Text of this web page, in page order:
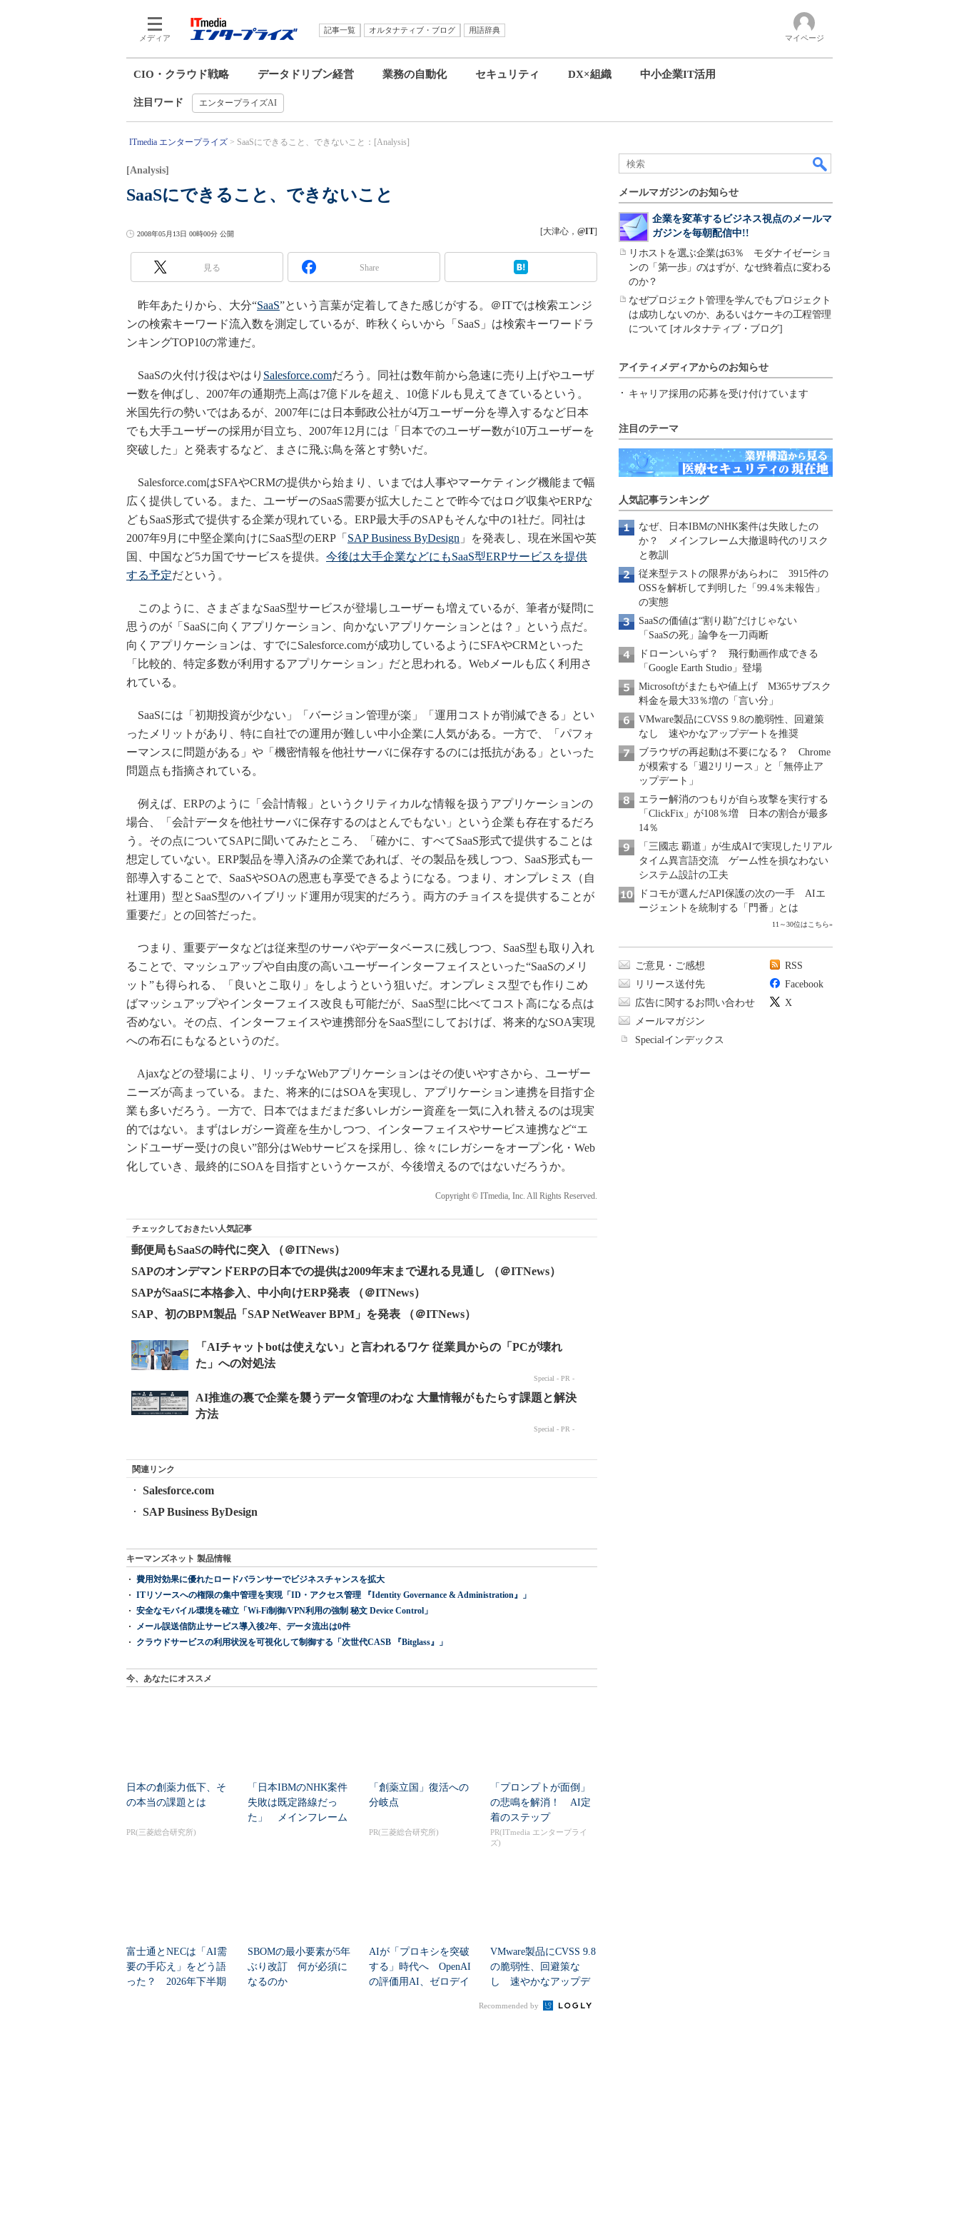
メディア
記事一覧 オルタナティブ・ブログ
用語辞典
マイページ
CIO・クラウド戦略 データドリブン経営 業務の自動化 セキュリティ DX×組織 中小企業IT活用
注目ワード エンタープライズAI
ITmedia エンタープライズ SaaSにできること、できないこと：[Analysis]
SaaSにできること、できないこと
[Analysis]
2008年05月13日 00時00分 公開 [大津心， @IT]
見る Share
昨年あたりから、大分“SaaS”という言葉が定着してきた感じがする。＠ITでは検索エンジ
ンの検索キーワード流入数を測定しているが、昨秋くらいから「SaaS」は検索キーワードラ
ンキングTOP10の常連だ。
SaaSの火付け役はやはり Salesforce.comだろう。同社は数年前から急速に売り上げやユーザ
ー数を伸ばし、2007年の通期売上高は7億ドルを超え、10億ドルも見えてきているという。
米国先行の勢いではあるが、2007年には日本郵政公社が4万ユーザー分を導入するなど日本
でも大手ユーザーの採用が目立ち、2007年12月には「日本でのユーザー数が10万ユーザーを
突破した」と発表するなど、まさに飛ぶ鳥を落とす勢いだ。
Salesforce.comはSFAやCRMの提供から始まり、いまでは人事やマーケティング機能まで幅
広く提供している。また、ユーザーのSaaS需要が拡大したことで昨今ではログ収集やERPな
どもSaaS形式で提供する企業が現れている。ERP最大手のSAPもそんな中の1社だ。同社は
2007年9月に中堅企業向けにSaaS型のERP「 SAP Business ByDesign 」を発表し、現在米国や英
国、中国など5カ国でサービスを提供。 今後は大手企業などにもSaaS型ERPサービスを提供
する予定だという。
このように、さまざまなSaaS型サービスが登場しユーザーも増えているが、筆者が疑問に
思うのが「SaaSに向くアプリケーション、向かないアプリケーションとは？」という点だ。
向くアプリケーションは、すでにSalesforce.comが成功しているようにSFAやCRMといった
「比較的、特定多数が利用するアプリケーション」だと思われる。Webメールも広く利用さ
れている。
SaaSには「初期投資が少ない」「バージョン管理が楽」「運用コストが削減できる」とい
ったメリットがあり、特に自社での運用が難しい中小企業に人気がある。一方で、「パフォ
ーマンスに問題がある」や「機密情報を他社サーバに保存するのには抵抗がある」といった
問題点も指摘されている。
例えば、ERPのように「会計情報」というクリティカルな情報を扱うアプリケーションの
場合、「会計データを他社サーバに保存するのはとんでもない」という企業も存在するだろ
う。その点についてSAPに聞いてみたところ、「確かに、すべてSaaS形式で提供することは
想定していない。ERP製品を導入済みの企業であれば、その製品を残しつつ、SaaS形式も一
部導入することで、SaaSやSOAの恩恵も享受できるようになる。つまり、オンプレミス（自
社運用）型とSaaS型のハイブリッド運用が現実的だろう。両方のチョイスを提供することが
重要だ」との回答だった。
つまり、重要データなどは従来型のサーバやデータベースに残しつつ、SaaS型も取り入れ
ることで、マッシュアップや自由度の高いユーザーインターフェイスといった“SaaSのメリ
ット”も得られる、「良いとこ取り」をしようという狙いだ。オンプレミス型でも作りこめ
ばマッシュアップやインターフェイス改良も可能だが、SaaS型に比べてコスト高になる点は
否めない。その点、インターフェイスや連携部分をSaaS型にしておけば、将来的なSOA実現
への布石にもなるというのだ。
Ajaxなどの登場により、リッチなWebアプリケーションはその使いやすさから、ユーザー
ニーズが高まっている。また、将来的にはSOAを実現し、アプリケーション連携を目指す企
業も多いだろう。一方で、日本ではまだまだ多いレガシー資産を一気に入れ替えるのは現実
的ではない。まずはレガシー資産を生かしつつ、インターフェイスやサービス連携など“エ
ンドユーザー受けの良い”部分はWebサービスを採用し、徐々にレガシーをオープン化・Web
化していき、最終的にSOAを目指すというケースが、今後増えるのではないだろうか。
Copyright © ITmedia, Inc. All Rights Reserved.
チェックしておきたい人気記事
郵便局もSaaSの時代に突入 （＠ITNews）
SAPのオンデマンドERPの日本での提供は2009年末まで遅れる見通し （＠ITNews）
SAPがSaaSに本格参入、中小向けERP発表 （＠ITNews）
SAP、初のBPM製品「SAP NetWeaver BPM」を発表 （＠ITNews）
関連リンク
Salesforce.com
SAP Business ByDesign
キーマンズネット 製品情報
費用対効果に優れたロードバランサーでビジネスチャンスを拡大
ITリソースへの権限の集中管理を実現「ID・アクセス管理 『Identity Governance & Administration』」
安全なモバイル環境を確立「Wi-Fi制御/VPN利用の強制 秘文 Device Control」
メール誤送信防止サービス導入後2年、データ流出は0件
クラウドサービスの利用状況を可視化して制御する「次世代CASB 『Bitglass』」
今、あなたにオススメ
日本の創薬力低下、そ
の本当の課題とは
PR(三菱総合研究所)
「日本IBMのNHK案件
失敗は既定路線だっ
た」 メインフレーム
「創薬立国」復活への
分岐点
PR(三菱総合研究所)
「プロンプトが面倒」
の悲鳴を解消！ AI定
着のステップ
PR(ITmedia エンタープライ
ズ)
富士通とNECは「AI需
要の手応え」をどう語
った？ 2026年下半期
SBOMの最小要素が5年
ぶり改訂 何が必須に
なるのか
AIが「プロキシを突破
する」時代へ OpenAI
の評価用AI、ゼロデイ
VMware製品にCVSS 9.8
の脆弱性、回避策な
し 速やかなアップデ
Recommended by
メールマガジンのお知らせ
企業を変革するビジネス視点のメールマ
ガジンを毎朝配信中!!
リホストを選ぶ企業は63％ モダナイゼーショ
ンの「第一歩」のはずが、なぜ終着点に変わる
のか？
なぜプロジェクト管理を学んでもプロジェクト
は成功しないのか、あるいはケーキの工程管理
について [オルタナティブ・ブログ]
アイティメディアからのお知らせ
キャリア採用の応募を受け付けています
注目のテーマ
人気記事ランキング
なぜ、日本IBMのNHK案件は失敗したの
か？ メインフレーム大撤退時代のリスク
と教訓
従来型テストの限界があらわに 3915件の
OSSを解析して判明した「99.4％未報告」
の実態
SaaSの価値は“割り勘”だけじゃない
「SaaSの死」論争を一刀両断
ドローンいらず？ 飛行動画作成できる
「Google Earth Studio」登場
Microsoftがまたもや値上げ M365サブスク
料金を最大33％増の「言い分」
VMware製品にCVSS 9.8の脆弱性、回避策
なし 速やかなアップデートを推奨
ブラウザの再起動は不要になる？ Chrome
が模索する「週2リリース」と「無停止ア
ップデート」
エラー解消のつもりが自ら攻撃を実行する
「ClickFix」が108％増 日本の割合が最多
14％
「三國志 覇道」が生成AIで実現したリアル
タイム異言語交流 ゲーム性を損なわない
システム設計の工夫
ドコモが選んだAPI保護の次の一手 AIエ
ージェントを統制する「門番」とは
11～30位はこちら»
ご意見・ご感想
リリース送付先
広告に関するお問い合わせ
メールマガジン
Specialインデックス
RSS
Facebook
X